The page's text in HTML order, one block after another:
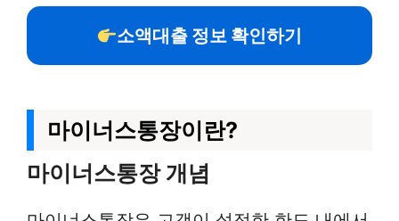
소액대출 정보 확인하기
마이너스통장이란?
마이너스통장 개념